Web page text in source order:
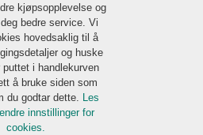
kjøpsopplevelse og
bedre service. Vi
hovedsaklig til å
og huske
puttet i handlekurven
å bruke siden som
du godtar dette.
Les
endre innstillinger for
cookies.